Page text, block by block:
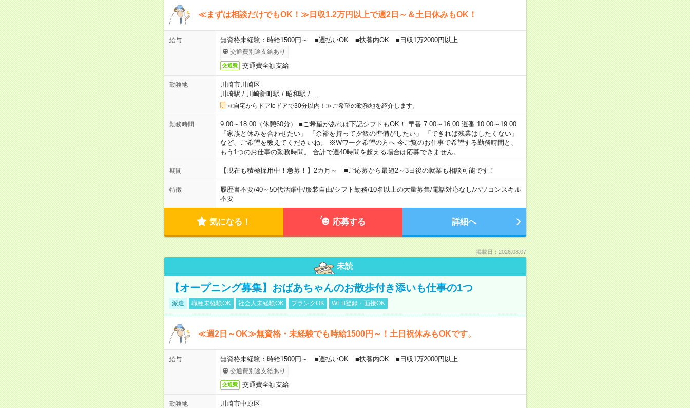
≪まずは相談だけでもOK！≫日収1.2万円以上で週2日～＆土日休みもOK！
給与 無資格未経験：時給1500円～ ■週払いOK ■扶養内OK ■日収1万2000円以上
交通費別途支給あり
交通費 交通費全額支給
勤務地
川崎市川崎区
川崎駅 / 川崎新町駅 / 昭和駅 /
≪自宅からドアtoドアで30分以内！≫ご希望の勤務地を紹介します。
勤務時間
9:00～18:00（休憩60分） ■ご希望があれば下記シフトもOK！ 早番 7:00～16:00 遅番 10:00～19:00
「家族と休みを合わせたい」 「余裕を持って夕飯の準備がしたい」 「できれば残業はしたくない」
など、ご希望を教えてくださいね。 ※Wワーク希望の方へ 今ご覧のお仕事で希望する勤務時間と、
もう1つのお仕事の勤務時間。 合計で週40時間を超える場合は応募できません。
期間 【現在も積極採用中！急募！】2カ月～ ■ご応募から最短2～3日後の就業も相談可能です！
特徴 履歴書不要/40～50代活躍中/服装自由/シフト勤務/10名以上の大量募集/電話対応なし/パソコンスキル
不要
気になる！ 応募する 詳細へ
掲載日：2026.08.07
未読
【オープニング募集】おばあちゃんのお散歩付き添いも仕事の1つ
派遣 職種未経験OK 社会人未経験OK ブランクOK WEB登録・面接OK
≪週2日～OK≫無資格・未経験でも時給1500円～！土日祝休みもOKです。
給与 無資格未経験：時給1500円～ ■週払いOK ■扶養内OK ■日収1万2000円以上
交通費別途支給あり
交通費 交通費全額支給
勤務地
川崎市中原区